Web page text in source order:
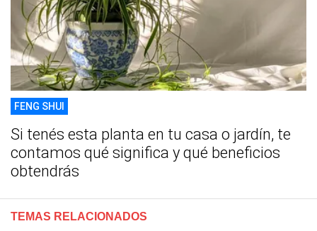
FENG SHUI
Si tenés esta planta en tu casa o jardín, te
contamos qué significa y qué beneficios
obtendrás
TEMAS RELACIONADOS